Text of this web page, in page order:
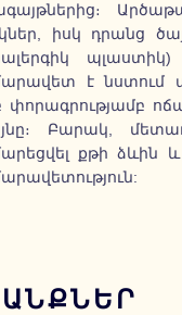
իսկ դրանց
է նստում
փորագրությամբ
Բարակ,
քթի ձևին